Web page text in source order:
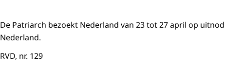
De Patriarch bezoekt Nederland van 23 tot 27 april op
Nederland.
RVD, nr. 129